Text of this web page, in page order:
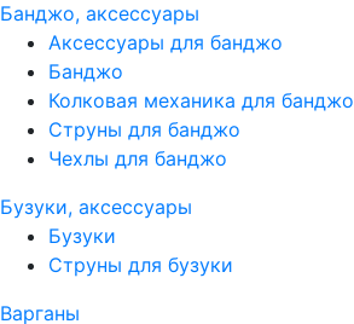
Банджо, аксессуары
Аксессуары для банджо
Банджо
Колковая механика для банджо
Струны для банджо
Чехлы для банджо
Бузуки, аксессуары
Бузуки
Струны для бузуки
Варганы